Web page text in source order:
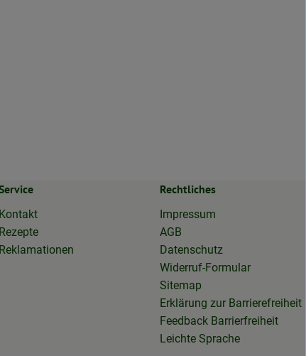
Kontakt
Rezepte
Reklamationen
Rechtliches
Impressum
AGB
Datenschutz
Widerruf-Formular
Sitemap
Erklärung zur Barrierefreiheit
Feedback Barrierfreiheit
Leichte Sprache